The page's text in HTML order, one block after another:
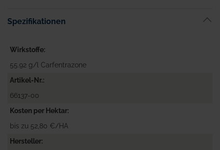
Spezifikationen
Wirkstoffe
55.92 g/l Carfentrazone
Artikel-Nr.
66137-00
Kosten per Hektar
bis zu 52,80 €/HA
Hersteller